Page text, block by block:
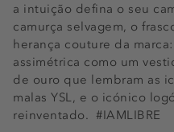
a intuição defina o seu
camurça selvagem, o
herança couture da
assimétrica como um
de ouro que lembram as
malas YSL, e o icónico
reinventado. #IAMLIBRE